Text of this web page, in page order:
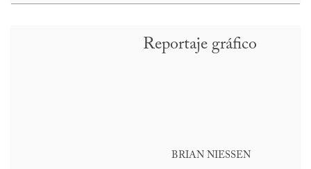
Reportaje gráfico
BRIAN NIESSEN